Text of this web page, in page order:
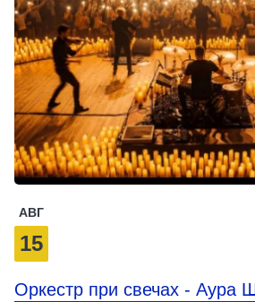
АВГ
15
Оркестр при свечах - Аура